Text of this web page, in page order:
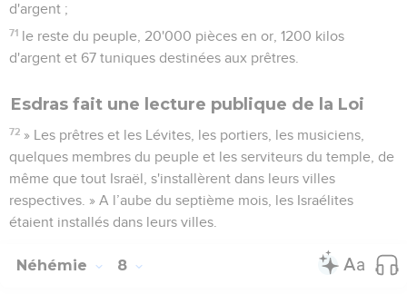
d'argent ;
71 le reste du peuple, 20'000 pièces en or, 1200 kilos
d'argent et 67 tuniques destinées aux prêtres.
Esdras fait une lecture publique de la Loi
72 » Les prêtres et les Lévites, les portiers, les musiciens,
quelques membres du peuple et les serviteurs du temple, de
même que tout Israël, s'installèrent dans leurs villes
respectives. » A l’aube du septième mois, les Israélites
étaient installés dans leurs villes.
Néhémie 8